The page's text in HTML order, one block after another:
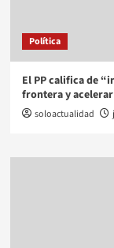
Política
El PP califica de
frontera y
soloactualidad